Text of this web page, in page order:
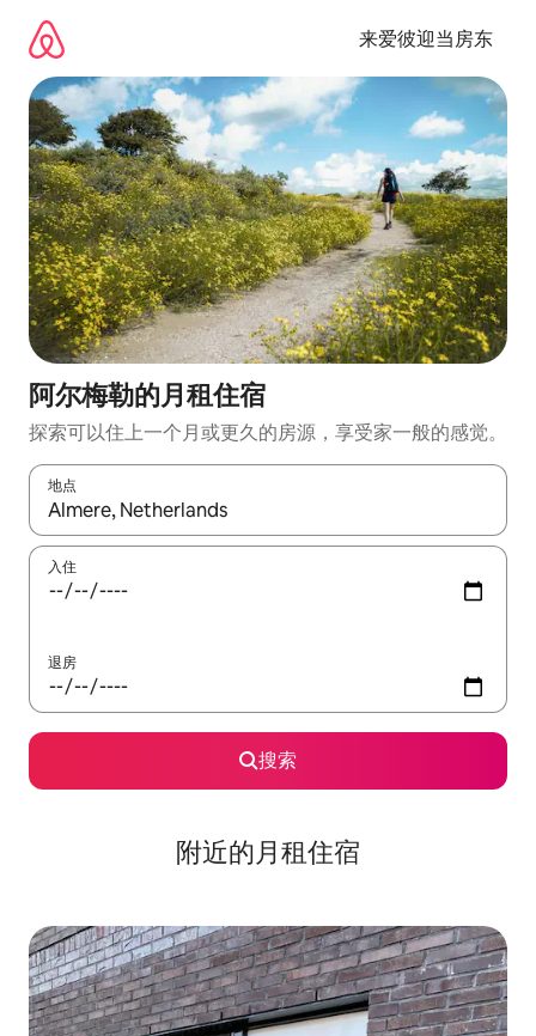
来爱彼迎当房东
阿尔梅勒的月租住宿
探索可以住上一个月或更久的房源，享受家一般的感觉。
地点
如有搜索结果，请使用上下方向键查看，或通过点击或滑动手势
入住
退房
搜索
附近的月租住宿